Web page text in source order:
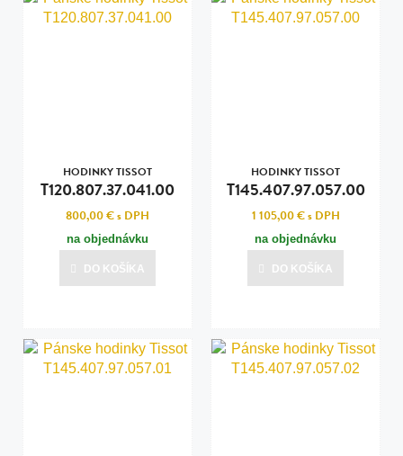
HODINKY TISSOT
T120.807.37.041.00
800,00 €s DPH
na objednávku
DO KOŠÍKA
HODINKY TISSOT
T145.407.97.057.00
1 105,00 €s DPH
na objednávku
DO KOŠÍKA